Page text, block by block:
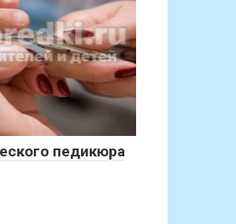
педикюра